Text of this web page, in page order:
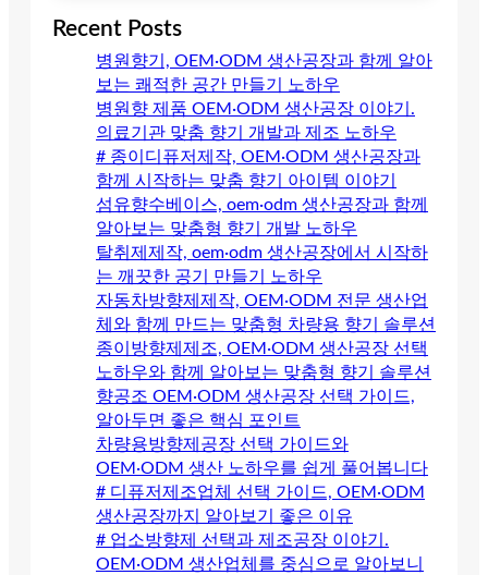
Recent Posts
병원향기, OEM·ODM 생산공장과 함께 알아
보는 쾌적한 공간 만들기 노하우
병원향 제품 OEM·ODM 생산공장 이야기.
의료기관 맞춤 향기 개발과 제조 노하우
# 종이디퓨저제작, OEM·ODM 생산공장과
함께 시작하는 맞춤 향기 아이템 이야기
섬유향수베이스, oem·odm 생산공장과 함께
알아보는 맞춤형 향기 개발 노하우
탈취제제작, oem·odm 생산공장에서 시작하
는 깨끗한 공기 만들기 노하우
자동차방향제제작, OEM·ODM 전문 생산업
체와 함께 만드는 맞춤형 차량용 향기 솔루션
종이방향제제조, OEM·ODM 생산공장 선택
노하우와 함께 알아보는 맞춤형 향기 솔루션
향공조 OEM·ODM 생산공장 선택 가이드,
알아두면 좋은 핵심 포인트
차량용방향제공장 선택 가이드와
OEM·ODM 생산 노하우를 쉽게 풀어봅니다
# 디퓨저제조업체 선택 가이드, OEM·ODM
생산공장까지 알아보기 좋은 이유
# 업소방향제 선택과 제조공장 이야기.
OEM·ODM 생산업체를 중심으로 알아보니